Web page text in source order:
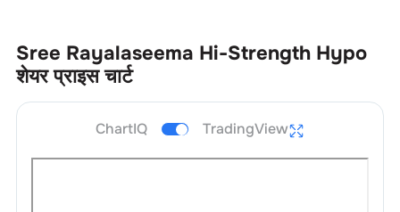
Sree Rayalaseema Hi-Strength Hypo
शेयर प्राइस चार्ट
ChartIQ TradingView